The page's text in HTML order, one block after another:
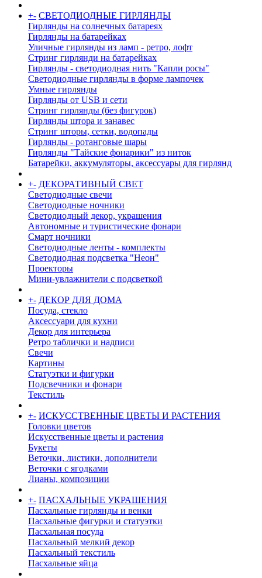
+- СВЕТОДИОДНЫЕ ГИРЛЯНДЫ
Гирлянды на солнечных батареях
Гирлянды на батарейках
Уличные гирлянды из ламп - ретро, лофт
Стринг гирлянди на батарейках
Гирлянды - светодиодная нить "Капли росы"
Светодиодные гирлянды в форме лампочек
Умные гирлянды
Гирлянды от USB и сети
Стринг гирлянды (без фигурок)
Гирлянды штора и занавес
Стринг шторы, сетки, водопады
Гирлянды - ротанговые шары
Гирлянды "Тайские фонарики" из ниток
Батарейки, аккумуляторы, аксессуары для гирлянд
+- ДЕКОРАТИВНЫЙ СВЕТ
Светодиодные свечи
Светодиодные ночники
Светодиодный декор, украшения
Автономные и туристические фонари
Смарт ночники
Светодиодные ленты - комплекты
Светодиодная подсветка "Неон"
Проекторы
Мини-увлажнители с подсветкой
+- ДЕКОР ДЛЯ ДОМА
Посуда, стекло
Аксессуари для кухни
Декор для интерьера
Ретро таблички и надписи
Свечи
Картины
Статуэтки и фигурки
Подсвечники и фонари
Текстиль
+- ИСКУССТВЕННЫЕ ЦВЕТЫ И РАСТЕНИЯ
Головки цветов
Искусственные цветы и растения
Букеты
Веточки, листики, дополнители
Веточки с ягодками
Лианы, композиции
+- ПАСХАЛЬНЫЕ УКРАШЕНИЯ
Пасхальные гирлянды и венки
Пасхальные фигурки и статуэтки
Пасхальная посуда
Пасхальный мелкий декор
Пасхальный текстиль
Пасхальные яйца